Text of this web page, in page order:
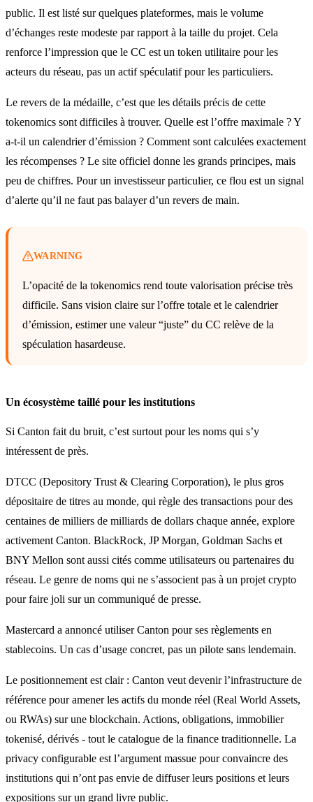
public. Il est listé sur quelques plateformes, mais le volume
d’échanges reste modeste par rapport à la taille du projet. Cela
renforce l’impression que le CC est un token utilitaire pour les
acteurs du réseau, pas un actif spéculatif pour les particuliers.
Le revers de la médaille, c’est que les détails précis de cette
tokenomics sont difficiles à trouver. Quelle est l’offre maximale ? Y
a-t-il un calendrier d’émission ? Comment sont calculées exactement
les récompenses ? Le site officiel donne les grands principes, mais
peu de chiffres. Pour un investisseur particulier, ce flou est un signal
d’alerte qu’il ne faut pas balayer d’un revers de main.
WARNING
L’opacité de la tokenomics rend toute valorisation précise très
difficile. Sans vision claire sur l’offre totale et le calendrier
d’émission, estimer une valeur “juste” du CC relève de la
spéculation hasardeuse.
Un écosystème taillé pour les institutions
Si Canton fait du bruit, c’est surtout pour les noms qui s’y
intéressent de près.
DTCC (Depository Trust & Clearing Corporation), le plus gros
dépositaire de titres au monde, qui règle des transactions pour des
centaines de milliers de milliards de dollars chaque année, explore
activement Canton. BlackRock, JP Morgan, Goldman Sachs et
BNY Mellon sont aussi cités comme utilisateurs ou partenaires du
réseau. Le genre de noms qui ne s’associent pas à un projet crypto
pour faire joli sur un communiqué de presse.
Mastercard a annoncé utiliser Canton pour ses règlements en
stablecoins. Un cas d’usage concret, pas un pilote sans lendemain.
Le positionnement est clair : Canton veut devenir l’infrastructure de
référence pour amener les actifs du monde réel (Real World Assets,
ou RWAs) sur une blockchain. Actions, obligations, immobilier
tokenisé, dérivés - tout le catalogue de la finance traditionnelle. La
privacy configurable est l’argument massue pour convaincre des
institutions qui n’ont pas envie de diffuser leurs positions et leurs
expositions sur un grand livre public.